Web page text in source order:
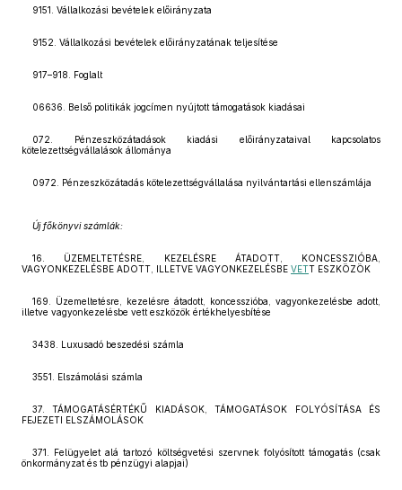
9151. Vállalkozási bevételek előirányzata
9152. Vállalkozási bevételek előirányzatának teljesítése
917–918. Foglalt
06636. Belső politikák jogcímen nyújtott támogatások kiadásai
072. Pénzeszközátadások kiadási előirányzataival kapcsolatos
kötelezettségvállalások állománya
0972. Pénzeszközátadás kötelezettségvállalása nyilvántartási ellenszámlája
Új főkönyvi számlák:
16. ÜZEMELTETÉSRE, KEZELÉSRE ÁTADOTT, KONCESSZIÓBA,
VAGYONKEZELÉSBE ADOTT, ILLETVE VAGYONKEZELÉSBE VETT ESZKÖZÖK
169. Üzemeltetésre, kezelésre átadott, koncesszióba, vagyonkezelésbe adott,
illetve vagyonkezelésbe vett eszközök értékhelyesbítése
3438. Luxusadó beszedési számla
3551. Elszámolási számla
37. TÁMOGATÁSÉRTÉKŰ KIADÁSOK, TÁMOGATÁSOK FOLYÓSÍTÁSA ÉS
FEJEZETI ELSZÁMOLÁSOK
371. Felügyelet alá tartozó költségvetési szervnek folyósított támogatás (csak
önkormányzat és tb pénzügyi alapjai)